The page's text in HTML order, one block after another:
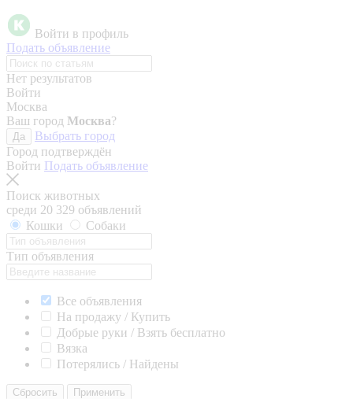
Войти в профиль
Подать объявление
Нет результатов
Войти
Москва
Ваш город Москва?
Да
Выбрать город
Город подтверждён
Войти Подать объявление
Поиск животных
среди 20 329 объявлений
Кошки
Собаки
Тип объявления
Все объявления
На продажу / Купить
Добрые руки / Взять бесплатно
Вязка
Потерялись / Найдены
Сбросить Применить